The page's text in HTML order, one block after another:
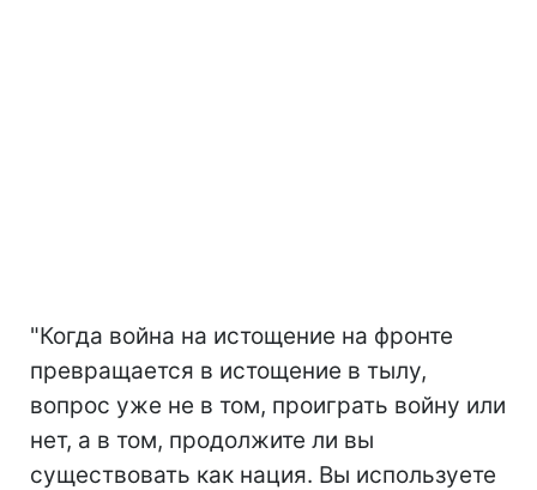
"Когда война на истощение на фронте
превращается в истощение в тылу,
вопрос уже не в том, проиграть войну или
нет, а в том, продолжите ли вы
существовать как нация. Вы используете